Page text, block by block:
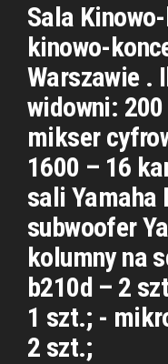
Sala
kinowo-
Warszawie .
widowni:
mikser
1600 – 16
sali Yamaha
subwoofer
kolumny na
b210d – 2
1 szt.; -
2 szt.;